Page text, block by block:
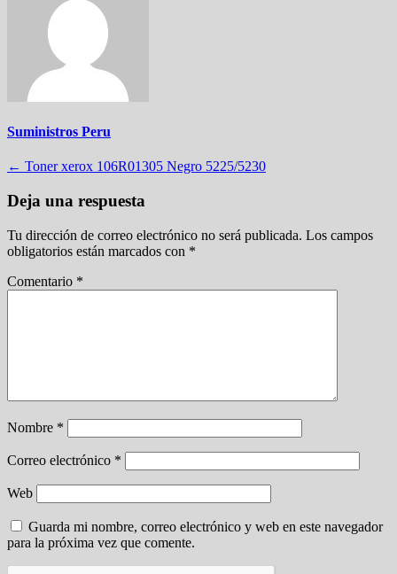
Suministros Peru
Navegación
de
entradas
← Toner xerox 106R01305 Negro 5225/5230
Deja una respuesta
Tu dirección de correo electrónico no será publicada. Los campos
obligatorios están marcados con *
Comentario *
Nombre *
Correo electrónico *
Web
Guarda mi nombre, correo electrónico y web en este navegador
para la próxima vez que comente.